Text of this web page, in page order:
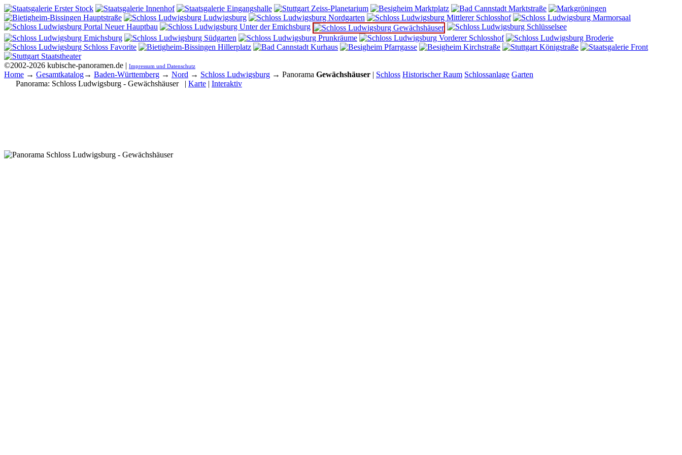
©2002-2026 kubische-panoramen.de | Impressum und Datenschutz
Home → Gesamtkatalog→ Baden-Württemberg → Nord → Schloss Ludwigsburg → Panorama Gewächshäuser | Schloss Historischer Raum Schlossanlage Garten
Panorama: Schloss Ludwigsburg - Gewächshäuser | Karte | Interaktiv